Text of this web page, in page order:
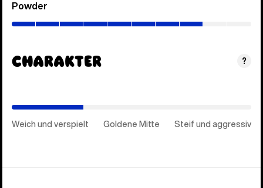
Powder
Charakter ?
Weich und verspielt Goldene Mitte Steif und aggressiv